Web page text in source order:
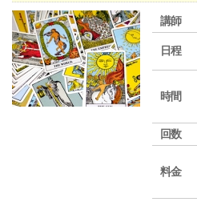
講師
日程
時間
回数
料金